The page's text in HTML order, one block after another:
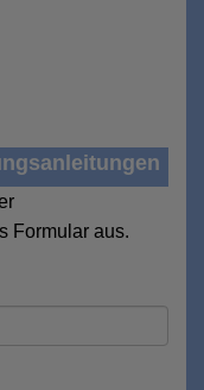
Formular aus.